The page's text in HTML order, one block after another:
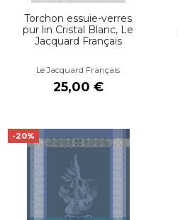
Torchon essuie-verres
pur lin Cristal Blanc, Le
Jacquard Français
Le Jacquard Français
25,00 €
-20%